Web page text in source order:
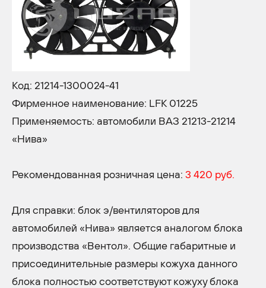
Код: 21214-1300024-41
Фирменное наименование: LFK 01225
Применяемость: автомобили ВАЗ 21213-21214
«Нива»
Рекомендованная розничная цена: 3 420 руб.
Для справки: блок э/вентиляторов для
автомобилей «Нива» является аналогом блока
производства «Вентол». Общие габаритные и
присоединительные размеры кожуха данного
блока полностью соответствуют кожуху блока